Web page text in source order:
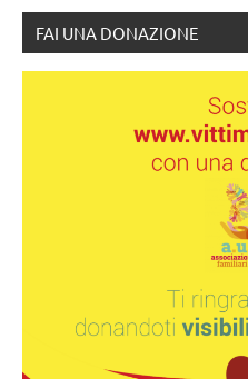
FAI UNA DONAZIONE